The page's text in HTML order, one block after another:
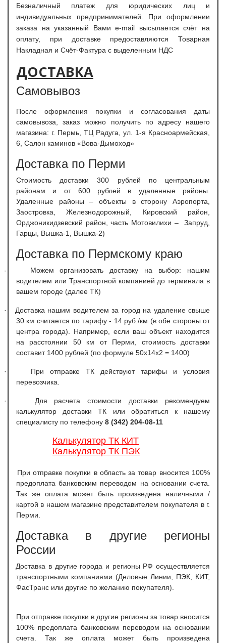
Безналичный платеж для юридических лиц и
индивидуальных предпринимателей. При оформлении
заказа на указанный Вами e-mail высылается счёт на
оплату, при доставке предоставляются Товарная
Накладная и Счёт-Фактура с выделенным НДС
ДОСТАВКА
Самовывоз
После оформления покупки и согласования даты
самовывоза, заказ можно получить по адресу нашего
магазина: г. Пермь, ТЦ Радуга, ул. 1-я Красноармейская,
6, Салон каминов «Вова-Дымоход»
Доставка по Перми
Стоимость доставки 300 рублей по центральным
районам и от 600 рублей в удаленные районы.
Удаленные районы – объекты в сторону Аэропорта,
Заостровка, Железнодорожный, Кировский район,
Орджоникидзевский район, часть Мотовилихи – Запруд,
Гарцы, Вышка-1, Вышка-2)
Доставка по Пермскому краю
·
Можем организовать доставку на выбор: нашим
водителем или Транспортной компанией до терминала в
вашем городе (далее ТК)
·
Доставка нашим водителем за город на удаление свыше
30 км считается по тарифу - 14 руб./км (в обе стороны от
центра города). Например, если ваш объект находится
на расстоянии 50 км от Перми, стоимость доставки
составит 1400 рублей (по формуле 50х14х2 = 1400)
·
При отправке ТК действуют тарифы и условия
перевозчика.
·
Для расчета стоимости доставки рекомендуем
калькулятор доставки ТК или обратиться к нашему
специалисту по телефону 8 (342) 204-08-11
Калькулятор ТК КИТ
Калькулятор ТК ПЭК
При отправке покупки в область за товар вносится 100%
предоплата банковским переводом на основании счета.
Так же оплата может быть произведена наличными /
картой в нашем магазине представителем покупателя в г.
Перми.
Доставка в другие регионы
России
Доставка в другие города и регионы РФ осуществляется
транспортными компаниями (Деловые Линии, ПЭК, КИТ,
ФасТранс или другие по желанию покупателя).
При отправке покупки в другие регионы за товар вносится
100% предоплата банковским переводом на основании
счета. Так же оплата может быть произведена